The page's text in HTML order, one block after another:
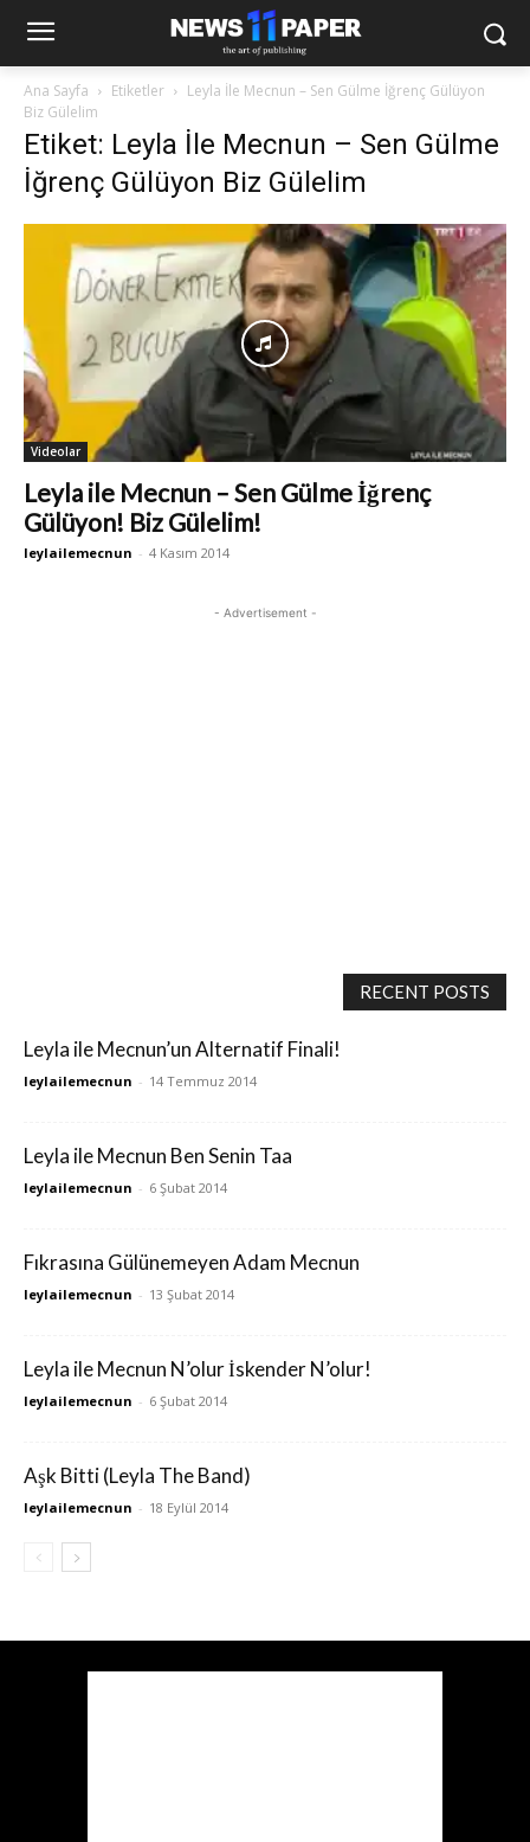
Ana Sayfa Etiketler
Leyla İle Mecnun – Sen Gülme İğrenç Gülüyon
Biz Gülelim
Etiket: Leyla İle Mecnun – Sen Gülme
İğrenç Gülüyon Biz Gülelim
Videolar
Leyla ile Mecnun – Sen Gülme İğrenç
Gülüyon! Biz Gülelim!
leylailemecnun - 4 Kasım 2014
- Advertisement -
RECENT POSTS
Leyla ile Mecnun’un Alternatif Finali!
leylailemecnun - 14 Temmuz 2014
Leyla ile Mecnun Ben Senin Taa
leylailemecnun - 6 Şubat 2014
Fıkrasına Gülünemeyen Adam Mecnun
leylailemecnun - 13 Şubat 2014
Leyla ile Mecnun N’olur İskender N’olur!
leylailemecnun - 6 Şubat 2014
Aşk Bitti (Leyla The Band)
leylailemecnun - 18 Eylül 2014